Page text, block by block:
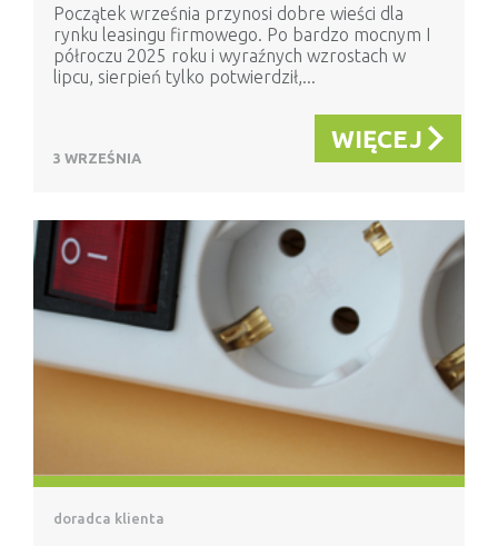
Początek września przynosi dobre wieści dla
rynku leasingu firmowego. Po bardzo mocnym I
półroczu 2025 roku i wyraźnych wzrostach w
lipcu, sierpień tylko potwierdził,...
3 WRZEŚNIA
WIĘCEJ
doradca klienta